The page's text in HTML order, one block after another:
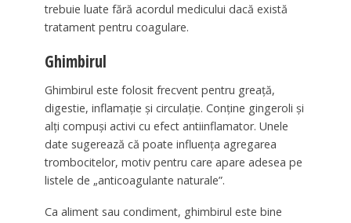
trebuie luate fără acordul medicului dacă există
tratament pentru coagulare.
Ghimbirul
Ghimbirul este folosit frecvent pentru greață,
digestie, inflamație și circulație. Conține gingeroli și
alți compuși activi cu efect antiinflamator. Unele
date sugerează că poate influența agregarea
trombocitelor, motiv pentru care apare adesea pe
listele de „anticoagulante naturale”.
Ca aliment sau condiment, ghimbirul este bine